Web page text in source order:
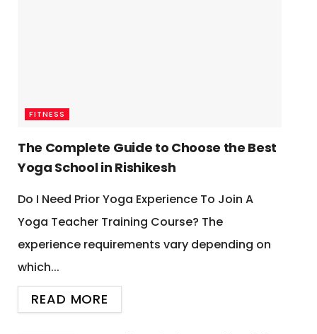
FITNESS
The Complete Guide to Choose the Best
Yoga School in Rishikesh
Do I Need Prior Yoga Experience To Join A
Yoga Teacher Training Course? The
experience requirements vary depending on
which...
READ MORE